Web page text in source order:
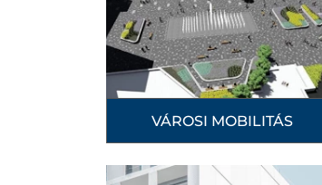
VÁROSI MOBILITÁS